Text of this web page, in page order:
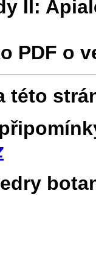
II:
PDF o
této